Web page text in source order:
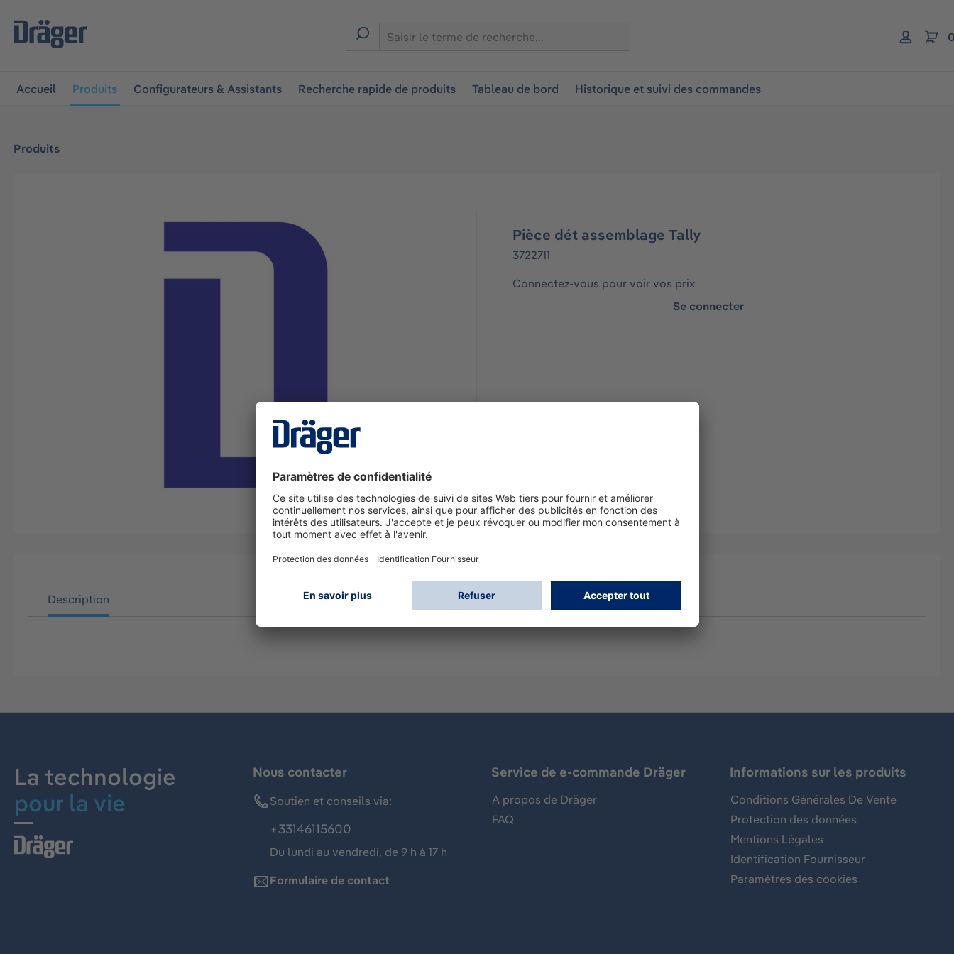
à la navigation principale
Accueil Produits Configurateurs & Assistants Recherche rapide de produits Tableau de bord Historique et suivi des commandes
Produits
Pièce dét assemblage Tally
3722711
Connectez-vous pour voir vos prix
Se connecter
Description
La technologie
pour la vie
Nous contacter
Soutien et conseils via:
+33146115600
Du lundi au vendredi, de 9 h à 17 h
Formulaire de contact
Service de e-commande Dräger
A propos de Dräger
FAQ
Informations sur les produits
Conditions Générales De Vente
Protection des données
Mentions Légales
Identification Fournisseur
Paramètres des cookies